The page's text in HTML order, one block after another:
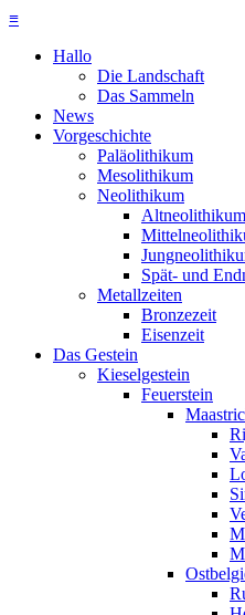
≡
Hallo
Die Landschaft
Das Sammeln
News
Vorgeschichte
Paläolithikum
Mesolithikum
Neolithikum
Altneolithikum
Spät- und
Metallzeiten
Bronzezeit
Eisenzeit
Das Gestein
Kieselgestein
Feuerstein